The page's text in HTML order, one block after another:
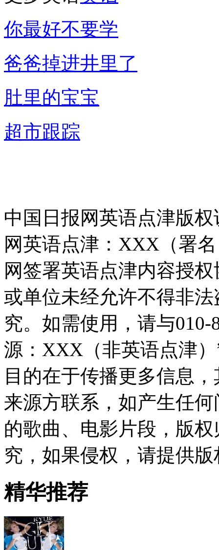
你最好不要学
爸爸掉进井里了
肚里的宝宝
超市跟踪
中国日报网英语点津版
网英语点津：XXX（署
网签署英语点津内容授
或单位未经允许不得非
究。如需使用，请与010-
源：XXX（非英语点津
目的在于传播更多信息
来源方联系，如产生任
的歌曲、电影片段，版
究，如果侵权，请提供
精华推荐